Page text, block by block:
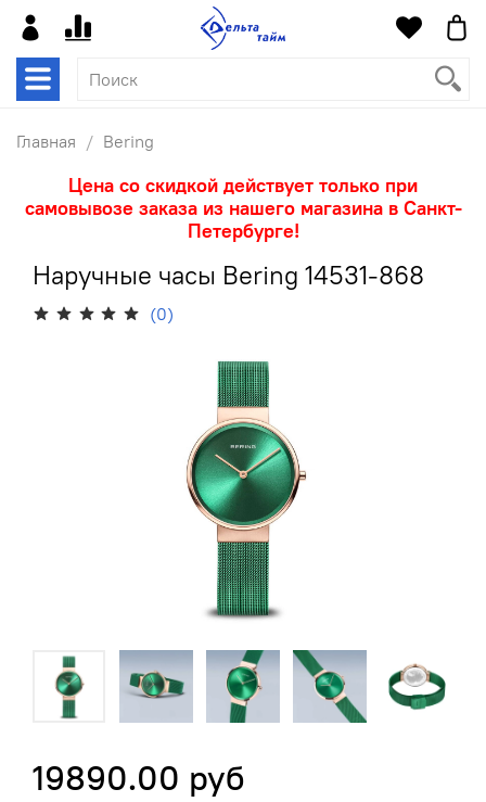
Главная Bering
Цена со скидкой действует только при
самовывозе заказа из нашего магазина в Санкт-
Петербурге!
Наручные часы Bering 14531-868
(0)
19890.00 руб